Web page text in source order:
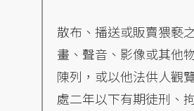
散布、播送或販賣猥褻
畫、聲音、影像或其他
陳列，或以他法供人觀
處二年以下有期徒刑、